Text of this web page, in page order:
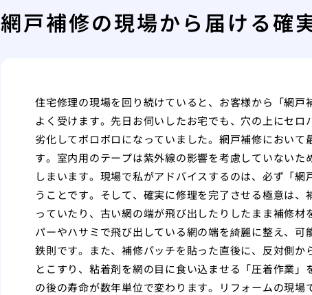
網戸補修の現場から届ける確
住宅修理の現場を回り続けていると、お客様から「網
よく受けます。先日お伺いしたお宅でも、穴の上にセ
劣化してボロボロになっていました。網戸補修におい
す。室内用のテープは紫外線の影響を考慮していない
しまいます。現場で私がアドバイスするのは、必ず「
うことです。そして、確実に修理を完了させる極意は
っていたり、古い網の端が飛び出したりしたまま補修
パーやハサミで飛び出している網の端を綺麗に整え、
鉄則です。また、補修パッチを貼った直後に、反対側
とこすり、粘着剤を網の目に食い込ませる「圧着作業
の後の寿命が数年単位で変わります。リフォームの現